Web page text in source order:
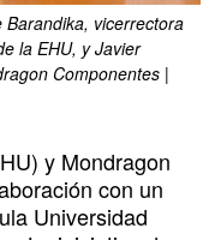
vicerrectora
la EHU, y Javier
Componentes |
y Mondragon
con un
Universidad